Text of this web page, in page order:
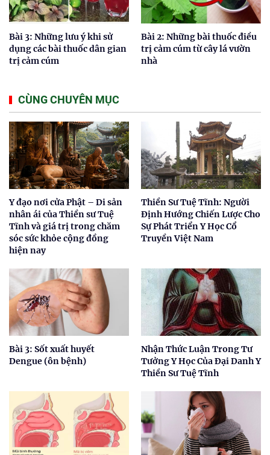
Bài 3: Những lưu ý khi sử
dụng các bài thuốc dân gian
trị cảm cúm
Bài 2: Những bài thuốc điều
trị cảm cúm từ cây lá vườn
nhà
CÙNG CHUYÊN MỤC
Y đạo nơi cửa Phật – Di sản
nhân ái của Thiền sư Tuệ
Tĩnh và giá trị trong chăm
sóc sức khỏe cộng đồng
hiện nay
Thiền Sư Tuệ Tĩnh: Người
Định Hướng Chiến Lược Cho
Sự Phát Triển Y Học Cổ
Truyền Việt Nam
Bài 3: Sốt xuất huyết
Dengue (ôn bệnh)
Nhận Thức Luận Trong Tư
Tưởng Y Học Của Đại Danh Y
Thiền Sư Tuệ Tĩnh